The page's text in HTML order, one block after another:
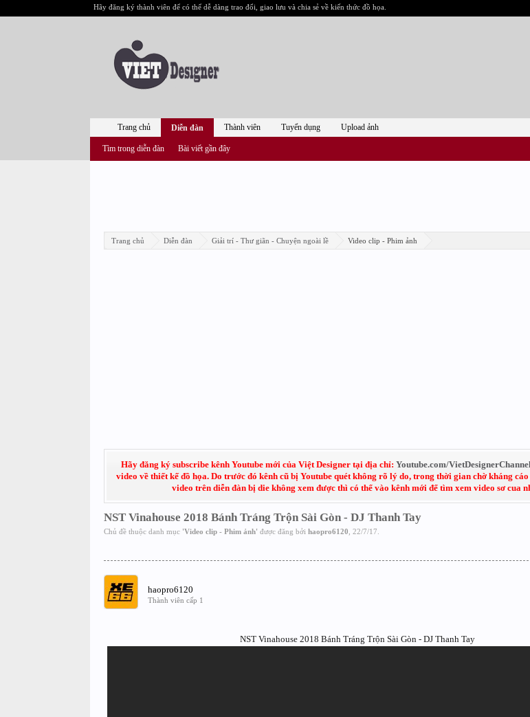
Hãy đăng ký thành viên để có thể dễ dàng trao đổi, giao lưu và chia sẻ về kiến thức đồ họa.
Trang chủ Diễn đàn Giải trí - Thư giãn - Chuyện ngoài lề Video clip - Phim ảnh
Hãy đăng ký subscribe kênh Youtube mới của Việt Designer tại địa chỉ: Youtube.com/
video về thiết kế đồ họa. Do trước đó kênh cũ bị Youtube quét không rõ lý do, trong thời gian chờ kháng cáo
video trên diễn đàn bị die không xem được thì có thể vào kênh mới để tìm xem video sơ cua
NST Vinahouse 2018 Bánh Tráng Trộn Sài Gòn - DJ Thanh Tay
Chủ đề thuộc danh mục 'Video clip - Phim ảnh' được đăng bởi haopro6120 22/7/17
haopro6120
Thành viên cấp 1
NST Vinahouse 2018 Bánh Tráng Trộn Sài Gòn - DJ Thanh Tay
Trang chủ Diễn đàn
Tìm trong diễn đàn Bài viết gần đây
Thành viên Tuyển dụng Upload ảnh